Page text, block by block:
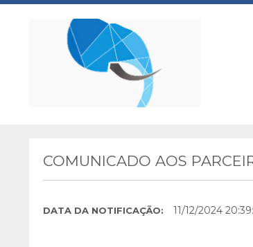
COMUNICADO AOS
DATA DA NOTIFICAÇÃO: 11/12/2024